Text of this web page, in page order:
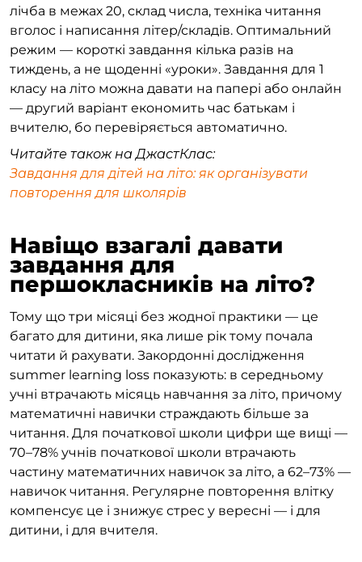
лічба в межах 20, склад числа, техніка читання
вголос і написання літер/складів. Оптимальний
режим — короткі завдання кілька разів на
тиждень, а не щоденні «уроки». Завдання для 1
класу на літо можна давати на папері або онлайн
— другий варіант економить час батькам і
вчителю, бо перевіряється автоматично.
Читайте також на ДжастКлас:
Завдання для дітей на літо: як організувати
повторення для школярів
Навіщо взагалі давати
завдання для
першокласників на літо?
Тому що три місяці без жодної практики — це
багато для дитини, яка лише рік тому почала
читати й рахувати. Закордонні дослідження
summer learning loss показують: в середньому
учні втрачають місяць навчання за літо, причому
математичні навички страждають більше за
читання. Для початкової школи цифри ще вищі —
70–78% учнів початкової школи втрачають
частину математичних навичок за літо, а 62–73% —
навичок читання. Регулярне повторення влітку
компенсує це і знижує стрес у вересні — і для
дитини, і для вчителя.